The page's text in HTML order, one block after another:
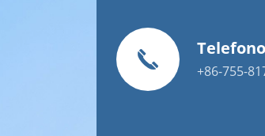
Telefono
+86-755-